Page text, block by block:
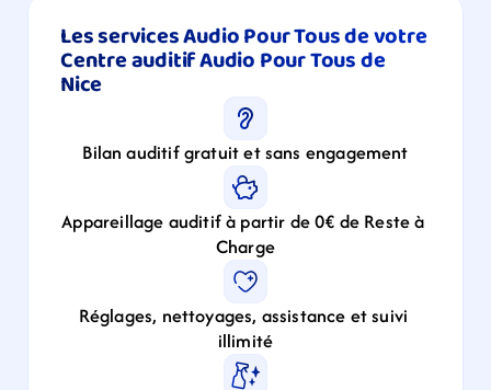
Les services Audio Pour Tous de votre
Centre auditif Audio Pour Tous de
Nice
Bilan auditif gratuit et sans engagement
Appareillage auditif à partir de 0€ de Reste à
Charge
Réglages, nettoyages, assistance et suivi
illimité